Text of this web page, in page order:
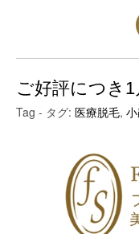
ご好評につき
Tag - タグ: 医療脱毛,